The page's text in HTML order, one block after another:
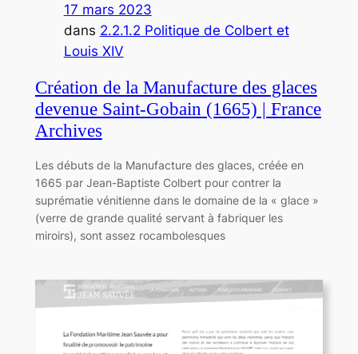
17 mars 2023
dans 2.2.1.2 Politique de Colbert et
Louis XIV
Création de la Manufacture des glaces
devenue Saint-Gobain (1665) | France
Archives
Les débuts de la Manufacture des glaces, créée en
1665 par Jean-Baptiste Colbert pour contrer la
suprématie vénitienne dans le domaine de la « glace »
(verre de grande qualité servant à fabriquer les
miroirs), sont assez rocambolesques